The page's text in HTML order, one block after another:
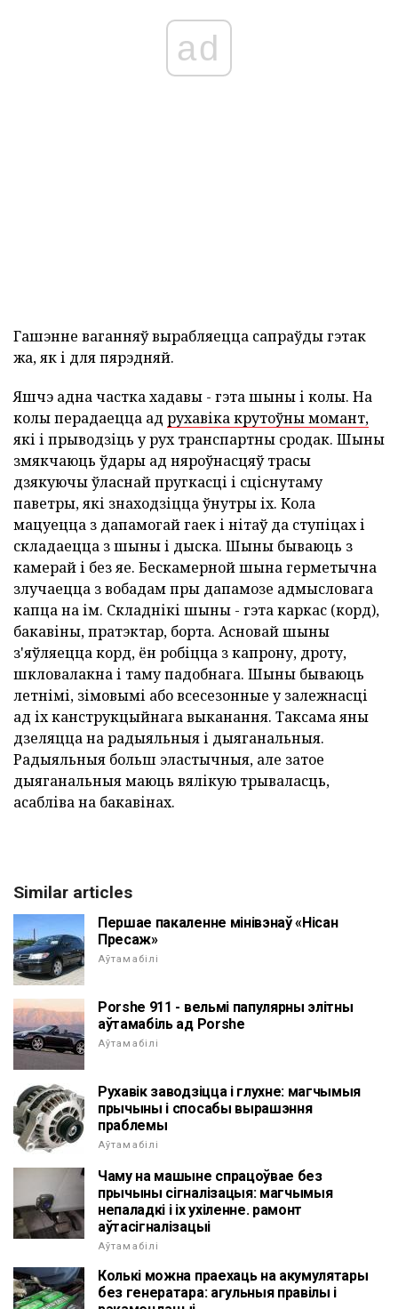
ad
Гашэнне ваганняў вырабляецца сапраўды гэтак
жа, як і для пярэдняй.
Яшчэ адна частка хадавы - гэта шыны і колы. На
колы перадаецца ад рухавіка крутоўны момант,
які і прыводзіць у рух транспартны сродак. Шыны
змякчаюць ўдары ад няроўнасцяў трасы
дзякуючы ўласнай пругкасці і сціснутаму
паветры, які знаходзіцца ўнутры іх. Кола
мацуецца з дапамогай гаек і нітаў да ступіцах і
складаецца з шыны і дыска. Шыны бываюць з
камерай і без яе. Бескамерной шына герметычна
злучаецца з вобадам пры дапамозе адмысловага
капца на ім. Складнікі шыны - гэта каркас (корд),
бакавіны, пратэктар, борта. Асновай шыны
з'яўляецца корд, ён робіцца з капрону, дроту,
шкловалакна і таму падобнага. Шыны бываюць
летнімі, зімовымі або всесезонные у залежнасці
ад іх канструкцыйнага выканання. Таксама яны
дзеляцца на радыяльныя і дыяганальныя.
Радыяльныя больш эластычныя, але затое
дыяганальныя маюць вялікую трываласць,
асабліва на бакавінах.
Similar articles
Першае пакаленне мінівэнаў «Нісан
Пресаж»
Аўтамабілі
Porshe 911 - вельмі папулярны элітны
аўтамабіль ад Porshe
Аўтамабілі
Рухавік заводзіцца і глухне: магчымыя
прычыны і спосабы вырашэння
праблемы
Аўтамабілі
Чаму на машыне спрацоўвае без
прычыны сігналізацыя: магчымыя
непаладкі і іх ухіленне. рамонт
аўтасігналізацыі
Аўтамабілі
Колькі можна праехаць на акумулятары
без генератара: агульныя правілы і